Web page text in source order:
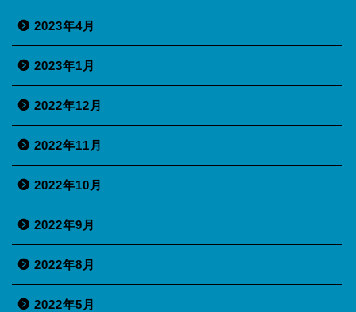
2023年4月
2023年1月
2022年12月
2022年11月
2022年10月
2022年9月
2022年8月
2022年5月